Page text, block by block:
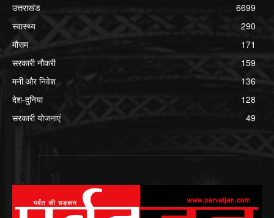
उत्तराखंड
6699
स्वास्थ्य
290
मौसम
171
सरकारी नौकरी
159
मनी और निवेश
136
देश-दुनिया
128
सरकारी योजनाएं
49